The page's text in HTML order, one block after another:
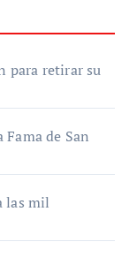
para retirar su
de San
las mil